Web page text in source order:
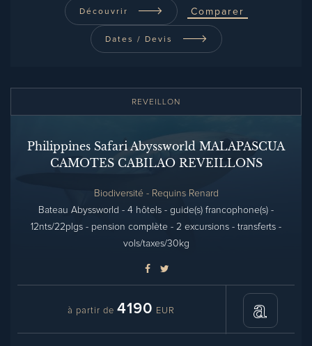
Découvrir Comparer
Dates / Devis
REVEILLON
Philippines Safari Abyssworld MALAPASCUA
CAMOTES CABILAO REVEILLONS
Biodiversité - Requins Renard
Bateau Abyssworld - 4 hôtels - guide(s) francophone(s) -
12nts/22plgs - pension complète - 2 excursions - transferts -
vols/taxes/30kg
à partir de4190 EUR